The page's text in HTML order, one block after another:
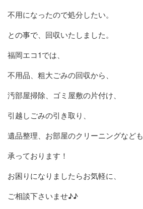
不用になったので処分したい。
との事で、回収いたしました。
福岡エコ1では、
不用品、粗大ごみの回収から、
汚部屋掃除、ゴミ屋敷の片付け、
引越しごみの引き取り、
遺品整理、お部屋のクリーニングなども
承っております！
お困りになりましたらお気軽に、
ご相談下さいませ♪♪